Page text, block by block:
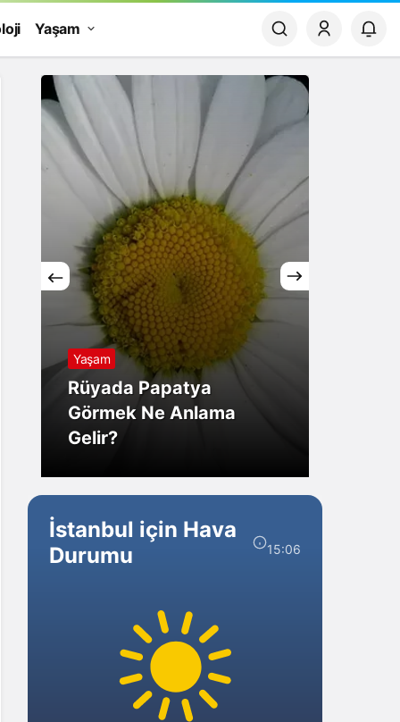
Yaşam
Yaşam
Rüyada Papatya
Görmek Ne Anlama
Gelir?
İstanbul için Hava
Durumu
15:06